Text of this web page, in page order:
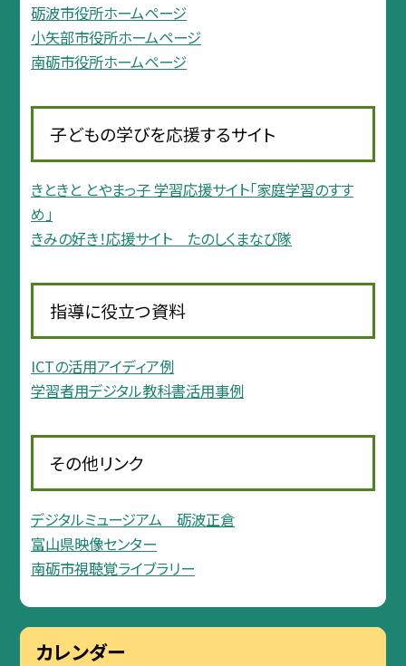
砺波市役所ホームページ
小矢部市役所ホームページ
南砺市役所ホームページ
子どもの学びを応援するサイト
きときと とやまっ子 学習応援サイト「家庭学習のすす
め」
きみの好き！応援サイト たのしくまなび隊
指導に役立つ資料
ICTの活用アイディア例
学習者用デジタル教科書活用事例
その他リンク
デジタルミュージアム 砺波正倉
富山県映像センター
南砺市視聴覚ライブラリー
カレンダー